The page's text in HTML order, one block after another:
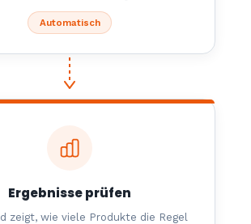
Automatisch
Ergebnisse prüfen
zeigt, wie viele Produkte die Regel